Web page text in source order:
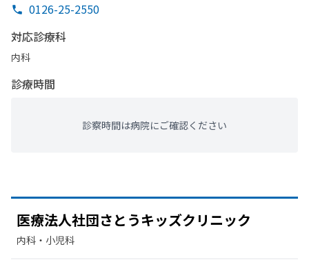
0126-25-2550
対応診療科
内科
診療時間
診察時間は病院にご確認ください
医療法人社団さとうキッズクリニック
内科・​小児科